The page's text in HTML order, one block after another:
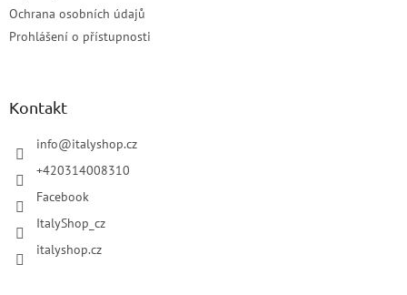
Ochrana osobních údajů
Prohlášení o přístupnosti
Kontakt
info@italyshop.cz
+420314008310
Facebook
ItalyShop_cz
italyshop.cz